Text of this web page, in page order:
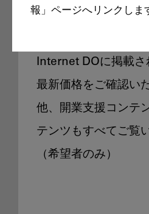
報」ページへリンクしま
Internet DOに掲載さ
最新価格をご確認い
他、開業支援コンテ
テンツもすべてご覧
（希望者のみ）